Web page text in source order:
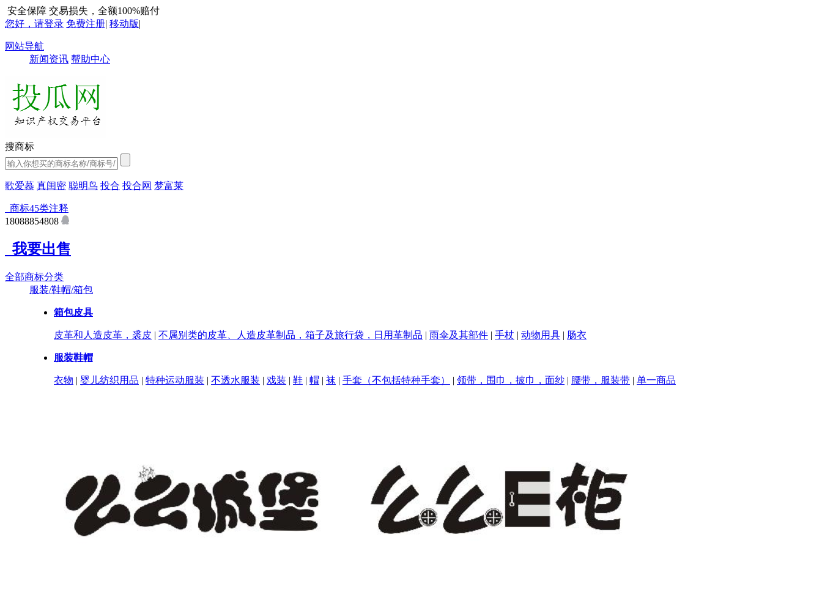
安全保障 交易损失，全额100%赔付
您好，请登录 免费注册| 移动版|
网站导航
新闻资讯 帮助中心
搜商标
歌爱慕 真闺密 聪明鸟 投合 投合网 梦富莱
商标45类注释
18088854808
我要出售
全部商标分类
服装/鞋帽/箱包
箱包皮具
皮革和人造皮革，裘皮 | 不属别类的皮革、人造皮革制品，箱子及旅行袋，日用革制品 | 雨伞及其部件 | 手杖 | 动物用具 | 肠衣
服装鞋帽
衣物 | 婴儿纺织用品 | 特种运动服装 | 不透水服装 | 戏装 | 鞋 | 帽 | 袜 | 手套（不包括特种手套） | 领带，围巾，披巾，面纱 | 腰带，服装带 | 单一商品